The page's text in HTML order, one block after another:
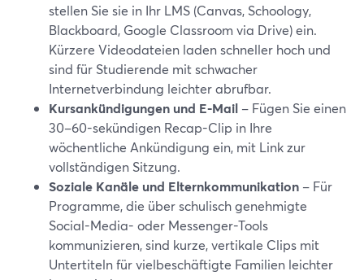
stellen Sie sie in Ihr LMS (Canvas, Schoology,
Blackboard, Google Classroom via Drive) ein.
Kürzere Videodateien laden schneller hoch und
sind für Studierende mit schwacher
Internetverbindung leichter abrufbar.
Kursankündigungen und E-Mail – Fügen Sie einen
30–60-sekündigen Recap-Clip in Ihre
wöchentliche Ankündigung ein, mit Link zur
vollständigen Sitzung.
Soziale Kanäle und Elternkommunikation – Für
Programme, die über schulisch genehmigte
Social-Media- oder Messenger-Tools
kommunizieren, sind kurze, vertikale Clips mit
Untertiteln für vielbeschäftigte Familien leichter